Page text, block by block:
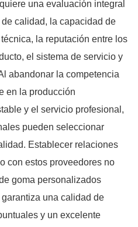
una evaluación integral
calidad, la capacidad de
la reputación entre los
el sistema de servicio y
abandonar la competencia
en la producción
y el servicio profesional,
pueden seleccionar
Establecer relaciones
con estos proveedores no
goma personalizados
una calidad de
y un excelente